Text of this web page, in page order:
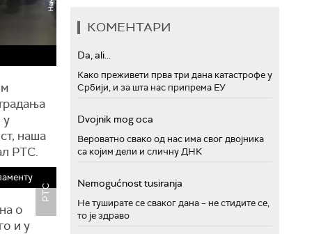
у
наша
РТС.
РТС
о
и у
КОМЕНТАРИ
Da, ali...
Како преживети прва три дана катастрофе у
Србији, и за шта нас припрема ЕУ
Dvojnik mog oca
Вероватно свако од нас има свог двојника
са којим дели и сличну ДНК
Nemogućnost tusiranja
Не туширате се сваког дана – не стидите се,
то је здраво